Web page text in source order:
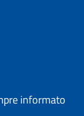
informato